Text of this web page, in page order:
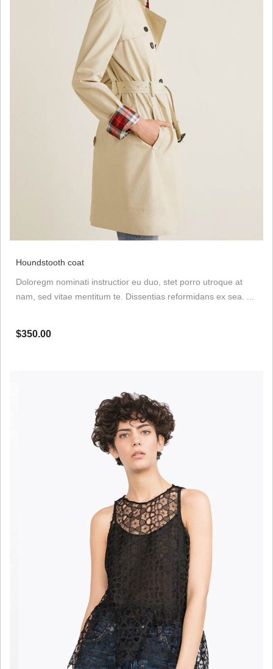
Houndstooth coat
Doloregm nominati instructior eu duo, stet porro utroque at
nam, sed vitae mentitum te. Dissentias reformidans ex sea. ...
$350.00